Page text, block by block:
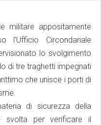
militare appositamente
l’Ufficio Circondariale
lo svolgimento
di tre traghetti impegnati
che unisce i porti di
di sicurezza della
svolta per verificare il